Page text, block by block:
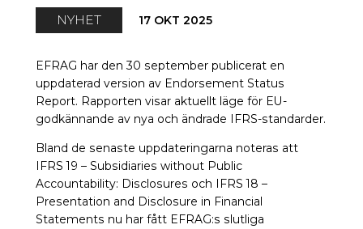
NYHET 17 OKT 2025
EFRAG har den 30 september publicerat en
uppdaterad version av Endorsement Status
Report. Rapporten visar aktuellt läge för EU-
godkännande av nya och ändrade IFRS-standarder.
Bland de senaste uppdateringarna noteras att
IFRS 19 – Subsidiaries without Public
Accountability: Disclosures och IFRS 18 –
Presentation and Disclosure in Financial
Statements nu har fått EFRAG:s slutliga